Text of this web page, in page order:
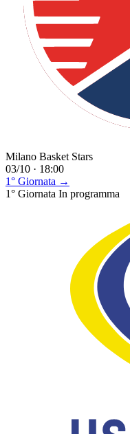
Milano Basket Stars
03/10 · 18:00
1° Giornata →
1° Giornata In programma